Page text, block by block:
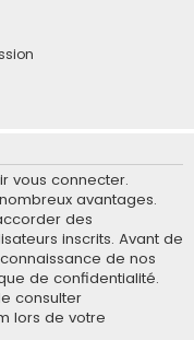
vous connecter.
avantages.
des
inscrits. Avant de
de nos
de confidentialité.
consulter
lors de votre